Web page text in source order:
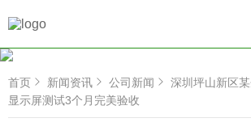
首页 新闻资讯 公司新闻
深圳坪山新区
显示屏测试3个月完美验收